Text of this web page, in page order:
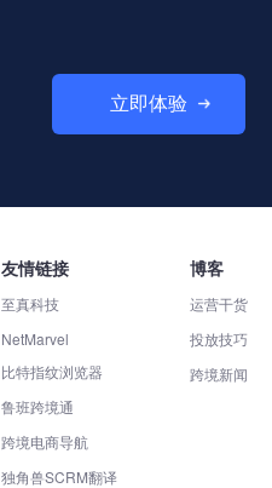
立即体验
友情链接
至真科技
NetMarvel
比特指纹浏览器
鲁班跨境通
跨境电商导航
独角兽SCRM翻译
博客
运营干货
投放技巧
跨境新闻